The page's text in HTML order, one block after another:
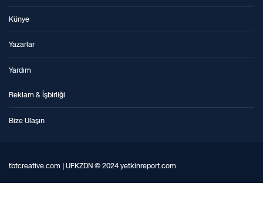
Künye
Yazarlar
Yardım
Reklam & İşbirliği
Bize Ulaşın
tbtcreative.com | UFKZDN © 2024 yetkinreport.com